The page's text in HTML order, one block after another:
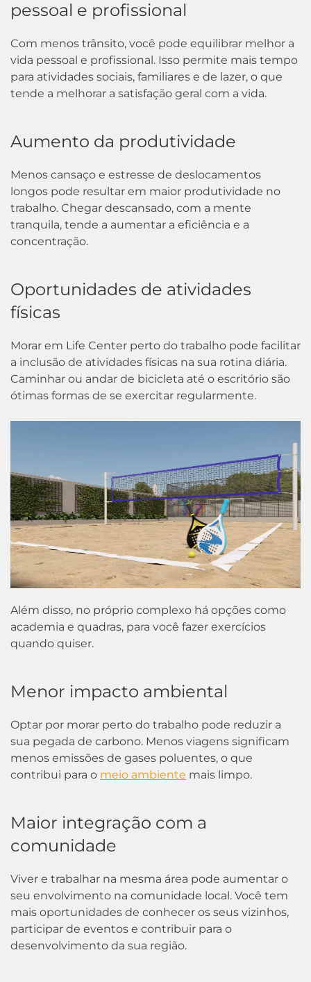
pessoal e profissional
Com menos trânsito, você pode equilibrar melhor a
vida pessoal e profissional. Isso permite mais tempo
para atividades sociais, familiares e de lazer, o que
tende a melhorar a satisfação geral com a vida.
Aumento da produtividade
Menos cansaço e estresse de deslocamentos
longos pode resultar em maior produtividade no
trabalho. Chegar descansado, com a mente
tranquila, tende a aumentar a eficiência e a
concentração.
Oportunidades de atividades
físicas
Morar em Life Center perto do trabalho pode facilitar
a inclusão de atividades físicas na sua rotina diária.
Caminhar ou andar de bicicleta até o escritório são
ótimas formas de se exercitar regularmente.
Além disso, no próprio complexo há opções como
academia e quadras, para você fazer exercícios
quando quiser.
Menor impacto ambiental
Optar por morar perto do trabalho pode reduzir a
sua pegada de carbono. Menos viagens significam
menos emissões de gases poluentes, o que
contribui para o meio ambiente mais limpo.
Maior integração com a
comunidade
Viver e trabalhar na mesma área pode aumentar o
seu envolvimento na comunidade local. Você tem
mais oportunidades de conhecer os seus vizinhos,
participar de eventos e contribuir para o
desenvolvimento da sua região.